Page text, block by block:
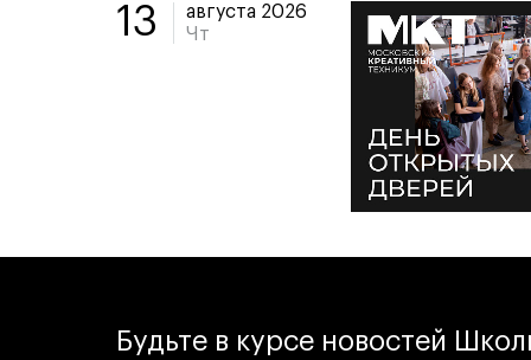
13
августа 2026
Чт
Будьте в курсе новостей